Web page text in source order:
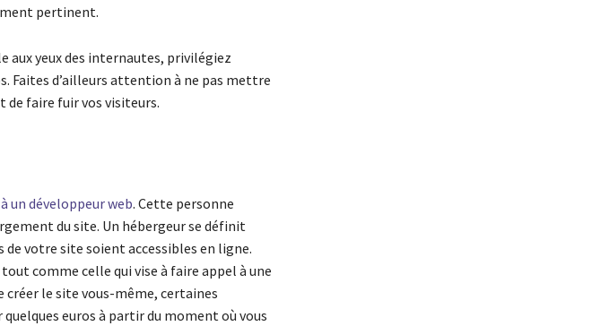
pertinent.
aux yeux des internautes, privilégiez
Faites d’ailleurs attention à ne pas mettre
faire fuir vos visiteurs.
un développeur web. Cette personne
du site. Un hébergeur se définit
de votre site soient accessibles en ligne.
comme celle qui vise à faire appel à une
créer le site vous-même, certaines
euros à partir du moment où vous